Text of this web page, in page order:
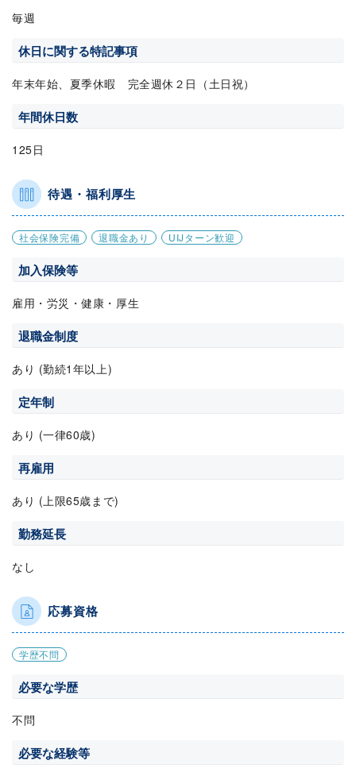
毎週
休日に関する特記事項
年末年始、夏季休暇 完全週休２日（土日祝）
年間休日数
125日
待遇・福利厚生
社会保険完備 退職金あり UIJターン歓迎
加入保険等
雇用・労災・健康・厚生
退職金制度
あり (勤続1年以上)
定年制
あり (一律60歳)
再雇用
あり (上限65歳まで)
勤務延長
なし
応募資格
学歴不問
必要な学歴
不問
必要な経験等